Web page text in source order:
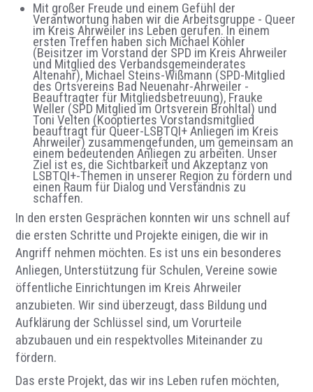
Mit großer Freude und einem Gefühl der
Verantwortung haben wir die Arbeitsgruppe - Queer
im Kreis Ahrweiler ins Leben gerufen. In einem
ersten Treffen haben sich Michael Köhler
(Beisitzer im Vorstand der SPD im Kreis Ahrweiler
und Mitglied des Verbandsgemeinderates
Altenahr), Michael Steins-Wißmann (SPD-Mitglied
des Ortsvereins Bad Neuenahr-Ahrweiler -
Beauftragter für Mitgliedsbetreuung), Frauke
Weller (SPD Mitglied im Ortsverein Brohltal) und
Toni Velten (Kooptiertes Vorstandsmitglied
beauftragt für Queer-LSBTQI+ Anliegen im Kreis
Ahrweiler) zusammengefunden, um gemeinsam an
einem bedeutenden Anliegen zu arbeiten. Unser
Ziel ist es, die Sichtbarkeit und Akzeptanz von
LSBTQI+-Themen in unserer Region zu fördern und
einen Raum für Dialog und Verständnis zu
schaffen.
In den ersten Gesprächen konnten wir uns schnell auf
die ersten Schritte und Projekte einigen, die wir in
Angriff nehmen möchten. Es ist uns ein besonderes
Anliegen, Unterstützung für Schulen, Vereine sowie
öffentliche Einrichtungen im Kreis Ahrweiler
anzubieten. Wir sind überzeugt, dass Bildung und
Aufklärung der Schlüssel sind, um Vorurteile
abzubauen und ein respektvolles Miteinander zu
fördern.
Das erste Projekt, das wir ins Leben rufen möchten,